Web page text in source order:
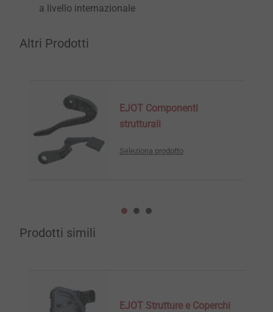
a livello internazionale
Altri Prodotti
EJOT Componenti
strutturali
Seleziona prodotto
Prodotti simili
EJOT Strutture e Coperchi